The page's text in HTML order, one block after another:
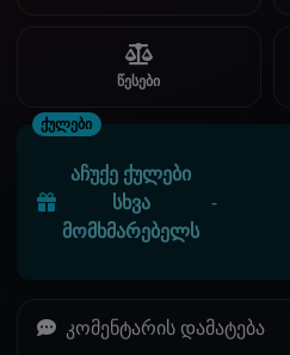
წესები
ქულები
აჩუქე ქულები
სხვა
მომხმარებელს
-
კომენტარის დამატება